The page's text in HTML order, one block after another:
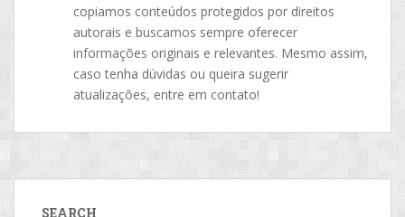
copiamos conteúdos protegidos por direitos
autorais e buscamos sempre oferecer
informações originais e relevantes. Mesmo assim,
caso tenha dúvidas ou queira sugerir
atualizações, entre em contato!
SEARCH